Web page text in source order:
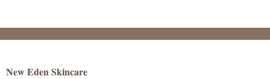
New Eden Skincare